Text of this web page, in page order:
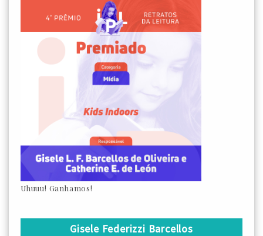
Uhuuu! Ganhamos!
Gisele Federizzi Barcellos